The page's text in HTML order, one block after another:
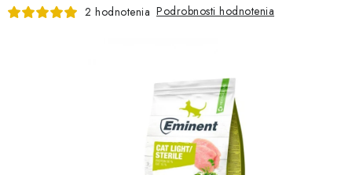
2 hodnotenia Podrobnosti hodnotenia